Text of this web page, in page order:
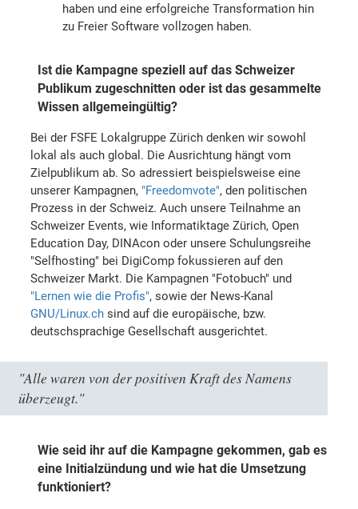
haben und eine erfolgreiche Transformation hin
zu Freier Software vollzogen haben.
Ist die Kampagne speziell auf das Schweizer
Publikum zugeschnitten oder ist das gesammelte
Wissen allgemeingültig?
Bei der FSFE Lokalgruppe Zürich denken wir sowohl
lokal als auch global. Die Ausrichtung hängt vom
Zielpublikum ab. So adressiert beispielsweise eine
unserer Kampagnen, "Freedomvote", den politischen
Prozess in der Schweiz. Auch unsere Teilnahme an
Schweizer Events, wie Informatiktage Zürich, Open
Education Day, DINAcon oder unsere Schulungsreihe
"Selfhosting" bei DigiComp fokussieren auf den
Schweizer Markt. Die Kampagnen "Fotobuch" und
"Lernen wie die Profis", sowie der News-Kanal
GNU/Linux.ch sind auf die europäische, bzw.
deutschsprachige Gesellschaft ausgerichtet.
"Alle waren von der positiven Kraft des Namens
überzeugt."
Wie seid ihr auf die Kampagne gekommen, gab es
eine Initialzündung und wie hat die Umsetzung
funktioniert?